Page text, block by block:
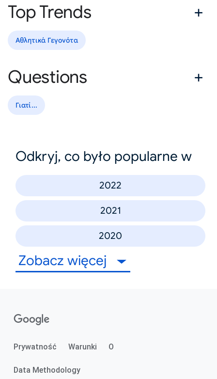
Top Trends
Αθλητικά Γεγονότα
Questions
Γιατί...
Odkryj, co było popularne w
2022
2021
2020
Zobacz więcej
Prywatność Warunki O
Data Methodology